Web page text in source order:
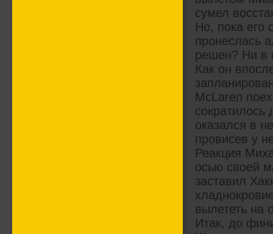
сумел
Но, пока его
пронеслась
решен? Ни в
Как он
McLaren
сократилось
оказался в
провисев у
Реакция
осью своей
заставил
вылететь на
Итак, до